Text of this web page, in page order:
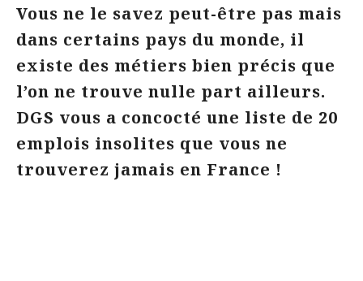
Vous ne le savez peut-être pas mais
dans certains pays du monde, il
existe des métiers bien précis que
l’on ne trouve nulle part ailleurs.
DGS vous a concocté une liste de 20
emplois insolites que vous ne
trouverez jamais en France !